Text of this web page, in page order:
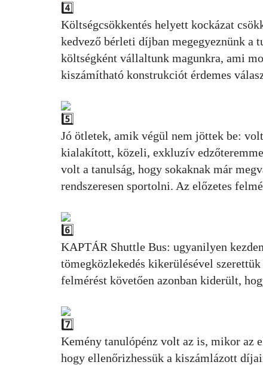
Költségcsökkentés helyett kockázat
kedvező bérleti díjban megegyeznünk a
költségként vállaltunk magunkra, ami
kiszámítható konstrukciót érdemes
Jó ötletek, amik végül nem jöttek be:
kialakított, közeli, exkluzív
volt a tanulság, hogy sokaknak már
rendszeresen sportolni. Az előzetes
KAPTÁR Shuttle Bus: ugyanilyen
tömegközlekedés kikerülésével
felmérést követően azonban kiderült,
Kemény tanulópénz volt az is, mikor az
hogy ellenőrizhessük a kiszámlázott